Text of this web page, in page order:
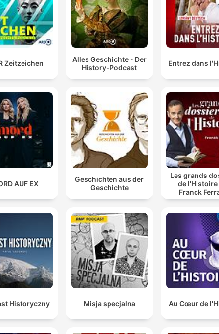
Zeitzeichen
Alles Geschichte - Der
History-Podcast
Entrez dans
AUF EX
Geschichten aus der
Geschichte
Les grands
de l'Histoire
Franck
Historyczny Misja specjalna Au Cœur de